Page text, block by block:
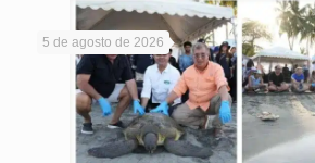
5 de agosto de 2026